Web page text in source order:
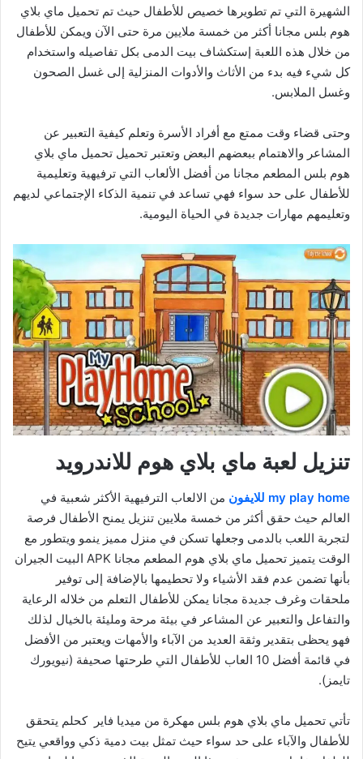
الشهيرة التي تم تطويرها خصيص للأطفال حيث تم تحميل ماي بلاي
هوم بلس مجانا أكثر من خمسة ملايين مرة حتى الآن ويمكن للأطفال
من خلال هذه اللعبة إستكشاف بيت الدمى بكل تفاصيله واستخدام
كل شيء فيه بدء من الأثاث والأدوات المنزلية إلى غسل الصحون
وغسل الملابس.
وحتى قضاء وقت ممتع مع أفراد الأسرة وتعلم كيفية التعبير عن
المشاعر والاهتمام ببعضهم البعض وتعتبر تحميل تحميل ماي بلاي
هوم بلس المطعم مجانا من أفضل الألعاب التي ترفيهية وتعليمية
للأطفال على حد سواء فهي تساعد في تنمية الذكاء الإجتماعي لديهم
وتعليمهم مهارات جديدة في الحياة اليومية.
تنزيل لعبة ماي بلاي هوم للاندرويد
my play home للايفون
من الالعاب الترفيهية الأكثر شعبية في
العالم حيث حقق أكثر من خمسة ملايين تنزيل يمنح الأطفال فرصة
لتجربة اللعب بالدمى وجعلها تسكن في منزل مميز ينمو ويتطور مع
الوقت يتميز تحميل ماي بلاي هوم المطعم مجانا APK البيت الجيران
بأنها تضمن عدم فقد الأشياء ولا تحطيمها بالإضافة إلى توفير
ملحقات وغرف جديدة مجانا يمكن للأطفال التعلم من خلاله الرعاية
والتفاعل والتعبير عن المشاعر في بيئة مرحة ومليئة بالخيال لذلك
فهو يحظى بتقدير وثقة العديد من الآباء والأمهات ويعتبر من الأفضل
في قائمة أفضل 10 العاب للأطفال التي طرحتها صحيفة (نيويورك
تايمز).
تأتي تحميل ماي بلاي هوم بلس مهكرة من ميديا فاير كحلم يتحقق
للأطفال والآباء على حد سواء حيث تمثل بيت دمية ذكي وواقعي يتيح